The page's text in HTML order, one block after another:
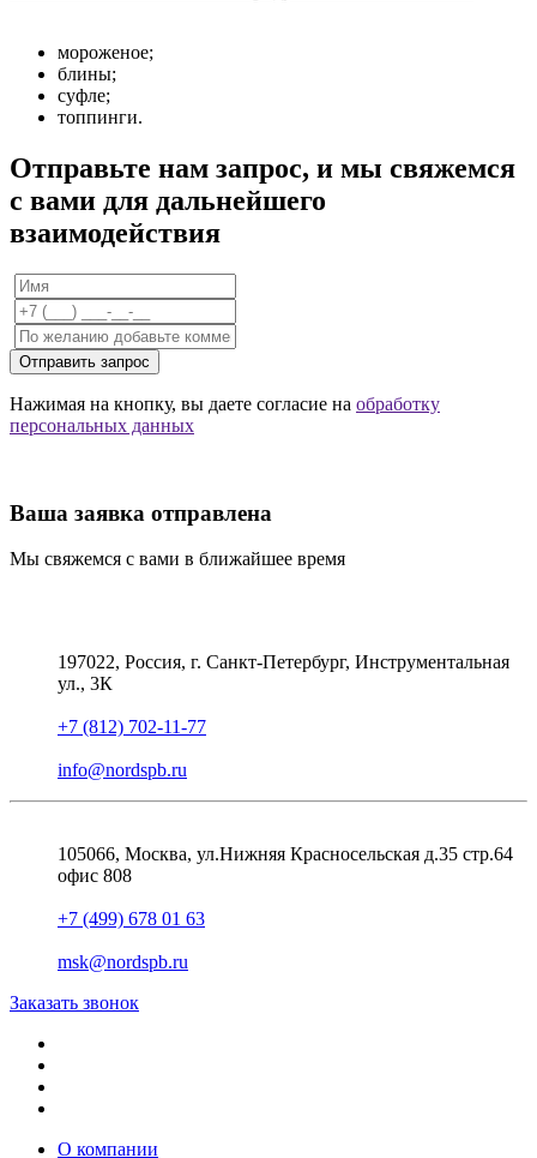
мороженое;
блины;
суфле;
топпинги.
Отправьте нам запрос, и мы свяжемся
с вами для дальнейшего
взаимодействия
Отправить запрос
Нажимая на кнопку, вы даете согласие на обработку
персональных данных
Ваша заявка отправлена
Мы свяжемся с вами в ближайшее время
197022, Россия, г. Санкт-Петербург, Инструментальная
ул., 3К
+7 (812) 702-11-77
info@nordspb.ru
105066, Москва, ул.Нижняя Красносельская д.35 стр.64
офис 808
+7 (499) 678 01 63
msk@nordspb.ru
Заказать звонок
О компании